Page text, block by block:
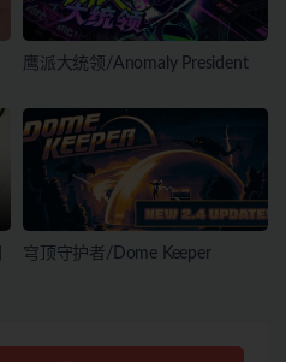
鹰派大统领/Anomaly President
穹顶守护者/Dome Keeper